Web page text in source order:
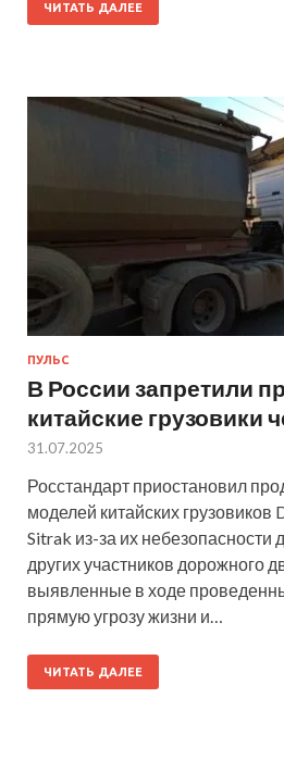
ЧИТАТЬ ДАЛЕЕ
ПУЛЬС
В России запретили
китайские грузовики
31.07.2025
Росстандарт приостановил
моделей китайских грузовиков
Sitrak из-за их небезопасности
других участников дорожного
выявленные в ходе
прямую угрозу жизни и…
ЧИТАТЬ ДАЛЕЕ